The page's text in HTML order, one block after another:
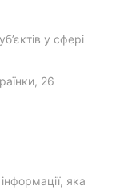
у сфері
26
яка